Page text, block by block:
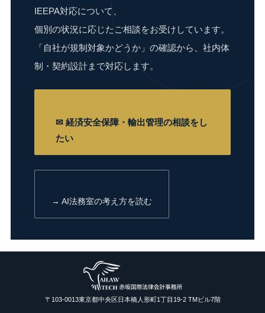
IEEPA対応について、
個別の状況に応じたご相談をお受けしています。
「自社が規制対象かどうか」の確認から、社内体
制・契約設計まで対応します。
✉ 経済安全保障・輸出管理の相談をし
たい
→ AI法務室の考え方を読む
〒103-0013東京都中央区日本橋人形町1丁目19-2 TMビル7階